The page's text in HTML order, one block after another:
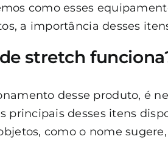
como esses
a importância desses
stretch
desse produto, é
principais desses itens
como o nome